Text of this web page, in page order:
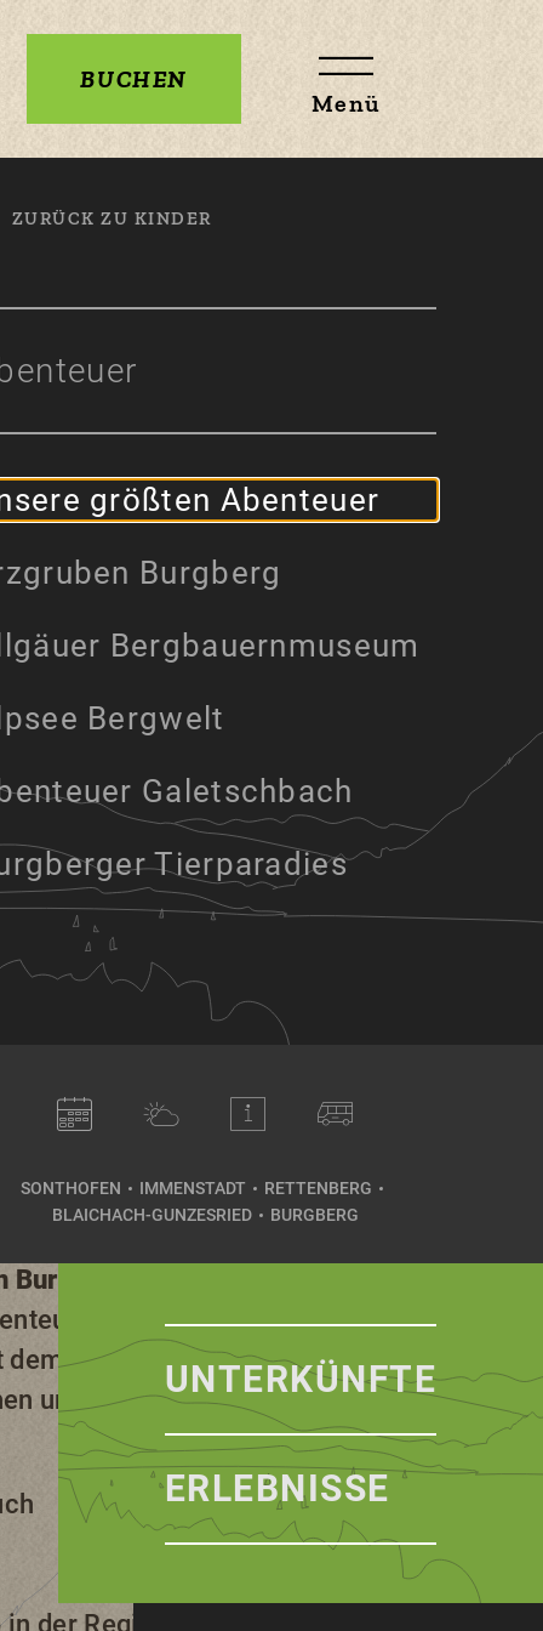
BUCHEN
Menü
ZURÜCK ZU KINDER
größten Abenteuer
Burgberg
Bergbauernmuseum
Bergwelt
Galetschbach
Tierparadies
SONTHOFEN IMMENSTADT
RETTENBERG
BLAICHACH-GUNZESRIED
BURGBERG
UNTERKÜNFTE
ERLEBNISSE
Foto: Dominik Berchtold
warten darauf von
aufgelistet.
Burgberg
demAlpsee-Coaster.
und spannenden
in der Region Alpsee-